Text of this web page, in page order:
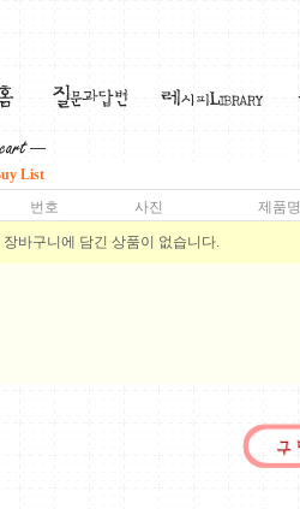
List
번호
사진 제품명
장바구니에 담긴 상품이 없습니다.